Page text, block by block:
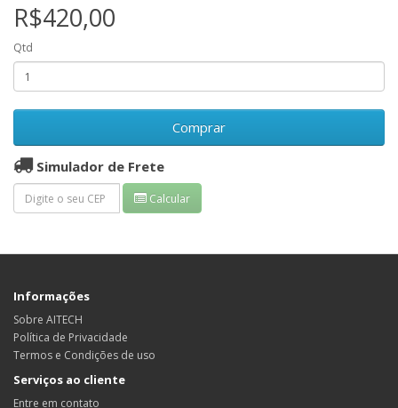
R$420,00
Qtd
Comprar
Simulador de Frete
Calcular
Informações
Sobre AITECH
Política de Privacidade
Termos e Condições de uso
Serviços ao cliente
Entre em contato